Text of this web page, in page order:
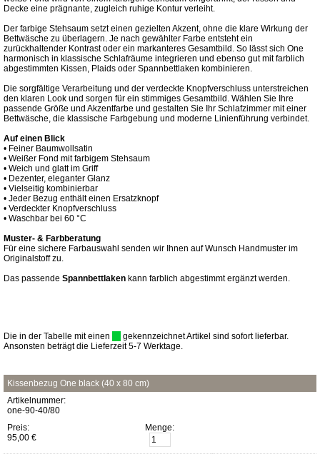
Decke eine prägnante, zugleich ruhige Kontur verleiht.
Der farbige Stehsaum setzt einen gezielten Akzent, ohne die klare Wirkung der
Bettwäsche zu überlagern. Je nach gewählter Farbe entsteht ein
zurückhaltender Kontrast oder ein markanteres Gesamtbild. So lässt sich One
harmonisch in klassische Schlafräume integrieren und ebenso gut mit farblich
abgestimmten Kissen, Plaids oder Spannbettlaken kombinieren.
Die sorgfältige Verarbeitung und der verdeckte Knopfverschluss unterstreichen
den klaren Look und sorgen für ein stimmiges Gesamtbild. Wählen Sie Ihre
passende Größe und Akzentfarbe und gestalten Sie Ihr Schlafzimmer mit einer
Bettwäsche, die klassische Farbgebung und moderne Linienführung verbindet.
Auf einen Blick
• Feiner Baumwollsatin
• Weißer Fond mit farbigem Stehsaum
• Weich und glatt im Griff
• Dezenter, eleganter Glanz
• Vielseitig kombinierbar
• Jeder Bezug enthält einen Ersatzknopf
• Verdeckter Knopfverschluss
• Waschbar bei 60 °C
Muster- & Farbberatung
Für eine sichere Farbauswahl senden wir Ihnen auf Wunsch Handmuster im
Originalstoff zu.
Das passende Spannbettlaken kann farblich abgestimmt ergänzt werden.
Die in der Tabelle mit einen
gekennzeichnet Artikel sind sofort lieferbar.
Ansonsten beträgt die Lieferzeit 5-7 Werktage.
Kissenbezug One black (40 x 80 cm)
Artikelnummer:
one-90-40/80
Preis:
95,00 €
Menge: